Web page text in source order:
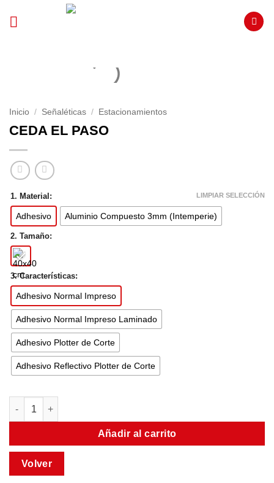
Inicio / Señaléticas / Estacionamientos
CEDA EL PASO
1. Material:
Adhesivo Aluminio Compuesto 3mm (Intemperie)
2. Tamaño:
3. Características:
Adhesivo Normal Impreso
Adhesivo Normal Impreso Laminado
Adhesivo Plotter de Corte
Adhesivo Reflectivo Plotter de Corte
LIMPIAR SELECCIÓN
Añadir al carrito